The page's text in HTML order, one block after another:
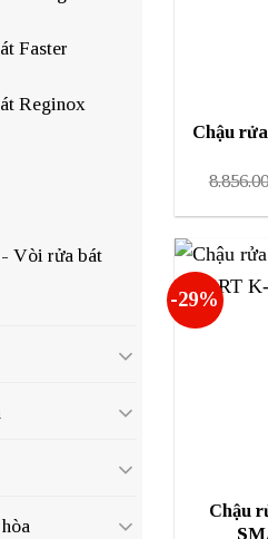
Faster
Reginox
- Vòi rửa bát
Chậu
-29%
Chậu